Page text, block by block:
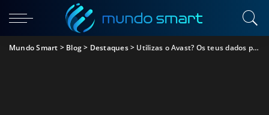
Mundo Smart > Blog> Destaques> Utilizas o Avast? Os teus dados podem estar a ser vendidos